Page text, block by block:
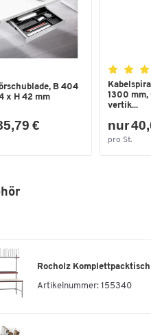
B 404
x H 42 mm
€
1300 mm,
vertik...
nur
pro St.
Rocholz
Artikelnummer: 155340